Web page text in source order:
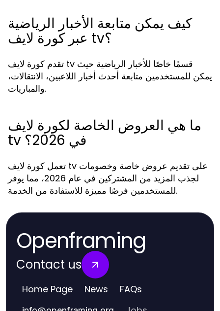
كيف يمكن متابعة الأخبار الرياضية
عبر كورة لايف tv؟
تقدم كورة لايف tv قسمًا خاصًا للأخبار الرياضية حيث
يمكن للمستخدمين متابعة أحدث أخبار اللاعبين، الانتقالات،
والمباريات.
ما هي العروض الخاصة لكورة لايف
tv في 2026؟
تعمل كورة لايف tv على تقديم عروض خاصة وخصومات
لجذب المزيد من المشتركين في عام 2026، مما يوفر
للمستخدمين فرصًا مميزة للاستفادة من الخدمة.
Openframing
Contact us
Home Page News FAQs